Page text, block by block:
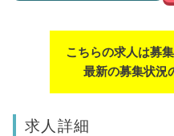
こちらの求人は募
最新の募集状況
求人詳細